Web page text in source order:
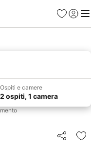
PreferitiAccedi
Ospiti e camere
2 ospiti, 1 camera
Condividi